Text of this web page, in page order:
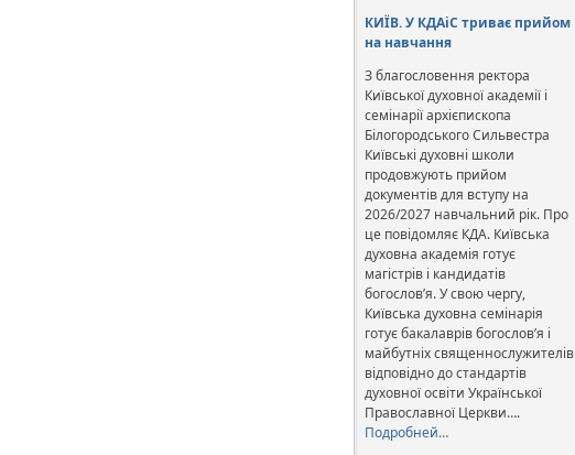
КИЇВ. У КДАіС триває прийом
на навчання
З благословення ректора
Київської духовної академії і
семінарії архієпископа
Білогородського Сильвестра
Київські духовні школи
продовжують прийом
документів для вступу на
2026/2027 навчальний рік. Про
це повідомляє КДА. Київська
духовна академія готує
магістрів і кандидатів
богослов’я. У свою чергу,
Київська духовна семінарія
готує бакалаврів богослов’я і
майбутніх священнослужителів
відповідно до стандартів
духовної освіти Української
Православної Церкви….
Подробней…